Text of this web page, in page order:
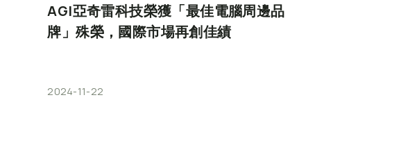
AGI亞奇雷科技榮獲「最佳電腦周邊品
牌」殊榮，國際市場再創佳績
2024-11-22